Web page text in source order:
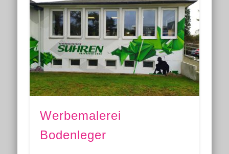
Werbemalerei
Bodenleger